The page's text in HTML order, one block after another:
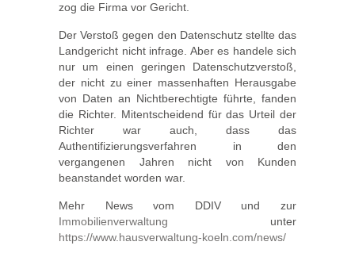
zog die Firma vor Gericht.
Der Verstoß gegen den Datenschutz stellte das
Landgericht nicht infrage. Aber es hande­le sich
nur um einen gerin­gen Daten­schutz­ver­stoß,
der nicht zu einer massen­haf­ten Heraus­ga­be
von Daten an Nicht­be­rech­tig­te führte, fanden
die Rich­ter. Mitentscheidend für das Urteil der
Richter war auch, dass das
Authentifizierungsverfahren in den
vergangenen Jahren nicht von Kunden
beanstandet worden war.
Mehr News vom DDIV und zur
Immobilienverwaltung unter
https://www.hausverwaltung-koeln.com/news/